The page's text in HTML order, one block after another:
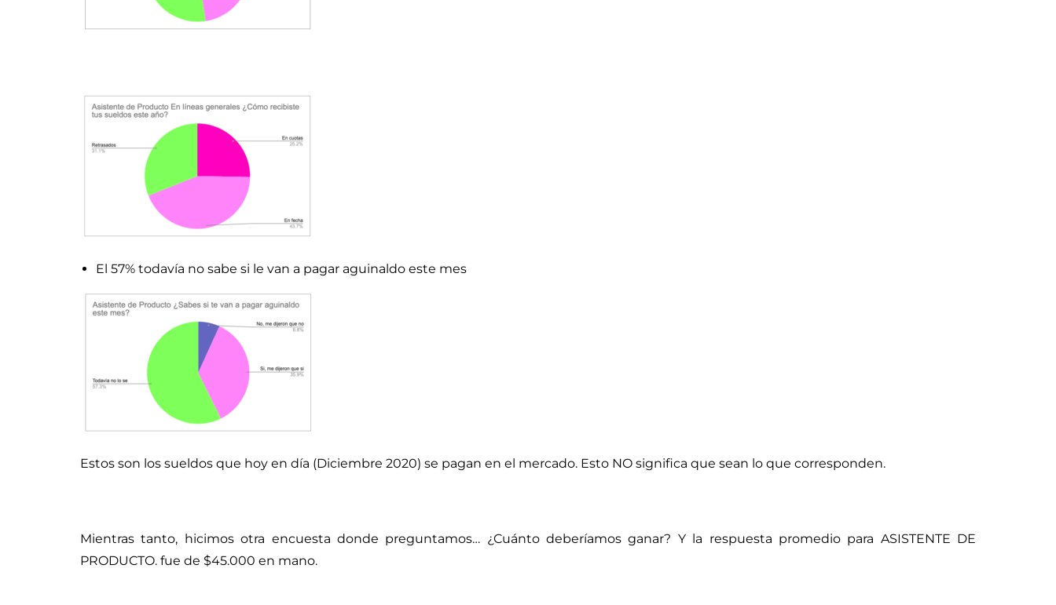
El 57% todavía no sabe si le van a pagar aguinaldo este mes
Estos son los sueldos que hoy en día (Diciembre 2020) se pagan en el mercado. Esto NO significa que sean lo que corresponden.
Mientras tanto, hicimos otra encuesta donde preguntamos… ¿Cuánto deberíamos ganar? Y la respuesta promedio para ASISTENTE DE
PRODUCTO. fue de $45.000 en mano.